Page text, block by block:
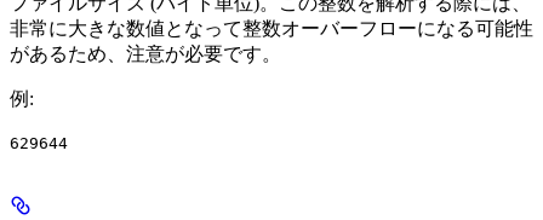
非常に大きな数値となって整数オーバーフローになる可能性
があるため、注意が必要です。
例 :
629644